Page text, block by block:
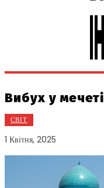
Вибух у
СВІТ
1 Квітня, 2025